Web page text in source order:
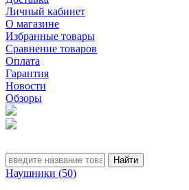
Личный кабинет
О магазине
Избранные товары
Сравнение товаров
Оплата
Гарантия
Новости
Обзоры
Наушники (50)